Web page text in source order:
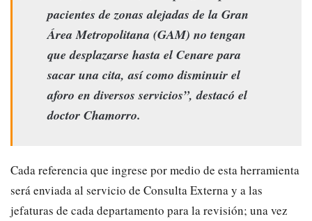
pacientes de zonas alejadas de la Gran
Área Metropolitana (GAM) no tengan
que desplazarse hasta el Cenare para
sacar una cita, así como disminuir el
aforo en diversos servicios”, destacó el
doctor Chamorro.
​Cada referencia que ingrese por medio de esta herramienta
será enviada al servicio de Consulta Externa y a las
jefaturas de cada departamento para la revisión; una vez